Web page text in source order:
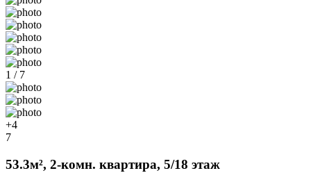
1 / 7
+4
7
53.3м², 2-комн. квартира, 5/18 этаж